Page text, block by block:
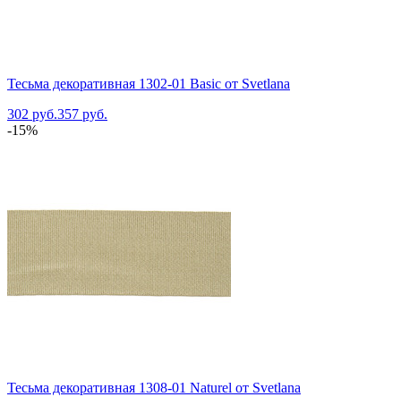
Тесьма декоративная 1302-01 Basic от Svetlana
302 руб.357 руб.
-15%
Тесьма декоративная 1308-01 Naturel от Svetlana